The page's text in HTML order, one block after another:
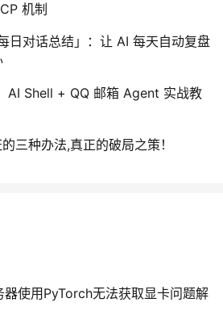
机制
日对话总结」：让 AI 每天自动复盘
AI Shell + QQ 邮箱 Agent 实战教
三种办法,真正的破局之策！
使用PyTorch无法获取显卡问题解